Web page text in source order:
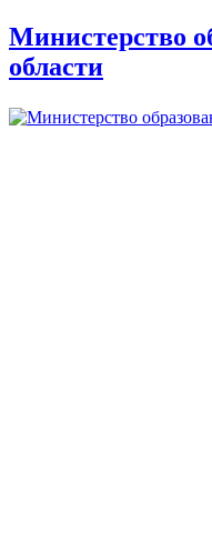
Министерство
области